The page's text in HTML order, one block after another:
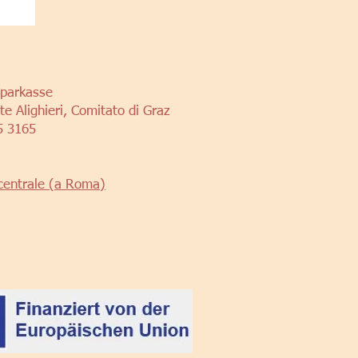
Alighieri, Comitato di Graz
3165
(a Roma)